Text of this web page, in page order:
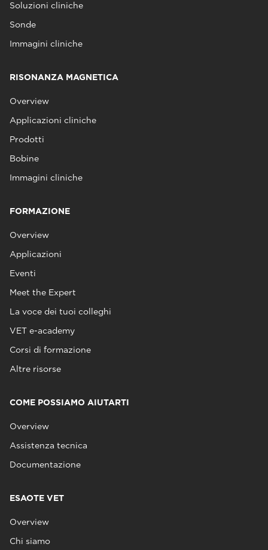
Soluzioni cliniche
Sonde
Immagini cliniche
RISONANZA MAGNETICA
Overview
Applicazioni cliniche
Prodotti
Bobine
Immagini cliniche
FORMAZIONE
Overview
Applicazioni
Eventi
Meet the Expert
La voce dei tuoi colleghi
VET e-academy
Corsi di formazione
Altre risorse
COME POSSIAMO AIUTARTI
Overview
Assistenza tecnica
Documentazione
ESAOTE VET
Overview
Chi siamo